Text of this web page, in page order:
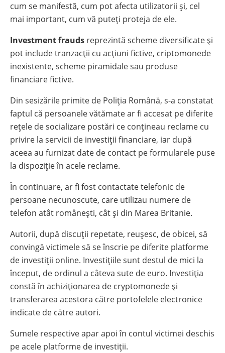
cum se manifestă, cum pot afecta utilizatorii și, cel
mai important, cum vă puteți proteja de ele.
Investment frauds reprezintă scheme diversificate și
pot include tranzacții cu acțiuni fictive, criptomonede
inexistente, scheme piramidale sau produse
financiare fictive.
Din sesizările primite de Poliția Română, s-a constatat
faptul că persoanele vătămate ar fi accesat pe diferite
rețele de socializare postări ce conțineau reclame cu
privire la servicii de investiții financiare, iar după
aceea au furnizat date de contact pe formularele puse
la dispoziție în acele reclame.
În continuare, ar fi fost contactate telefonic de
persoane necunoscute, care utilizau numere de
telefon atât românești, cât și din Marea Britanie.
Autorii, după discuții repetate, reușesc, de obicei, să
convingă victimele să se înscrie pe diferite platforme
de investiții online. Investițiile sunt destul de mici la
început, de ordinul a câteva sute de euro. Investiția
constă în achiziționarea de cryptomonede și
transferarea acestora către portofelele electronice
indicate de către autori.
Sumele respective apar apoi în contul victimei deschis
pe acele platforme de investiții.